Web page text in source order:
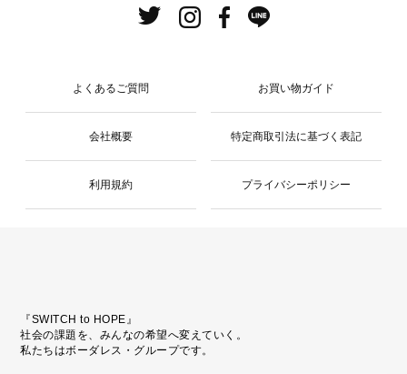
よくあるご質問 お買い物ガイド
会社概要 特定商取引法に基づく表記
利用規約 プライバシーポリシー
『SWITCH to HOPE』
社会の課題を、みんなの希望へ変えていく。
私たちはボーダレス・グループです。